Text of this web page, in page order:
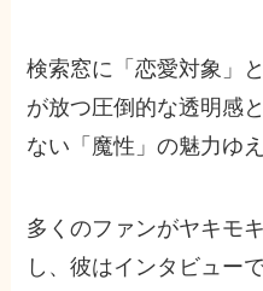
検索窓に「恋愛対象」
が放つ圧倒的な透明感
ない「魔性」の魅力ゆ
多くのファンがヤキモ
し、彼はインタビュー